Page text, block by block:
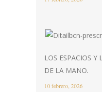
LOS ESPACIOS Y
DE LA MANO.
10 febrero, 2026